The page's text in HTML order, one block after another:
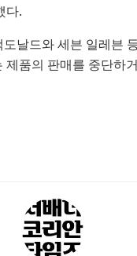
다.
날드와 세븐 일레븐
제품의 판매를 중단하